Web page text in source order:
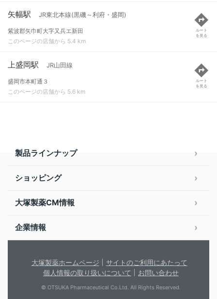
矢幅駅 JR東北本線(黒磯～利府・盛岡)
紫波郡矢巾町大字又兵エ新田
このページの店舗から 5.4 km
ルート
を見る
上盛岡駅 JR山田線
盛岡市本町通３
このページの店舗から 5.6 km
ルート
を見る
製品ラインナップ
ショッピング
大塚製薬CM情報
企業情報
大塚製薬ホームページ
サイトのご利用にあたって
個人情報の取り扱いについて
お問い合わせ
© OTSUKA Pharmaceutical Co.Ltd. All Rights Reserved.